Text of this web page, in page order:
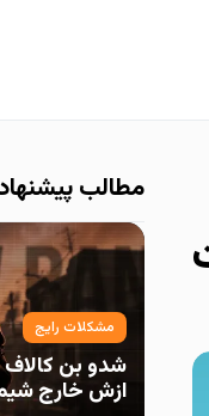
مطالب
مشکلات رایج
شدو بن
ازش خارج